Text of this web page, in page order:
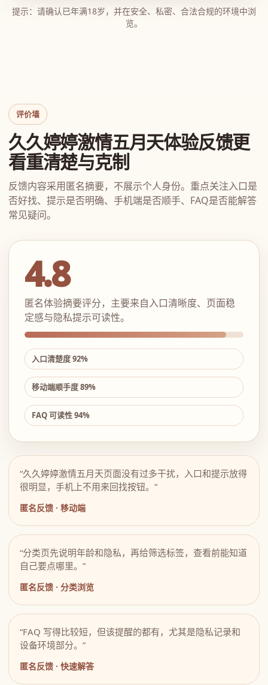
提示：请确认已年满18岁，并在安全、私密、合法合规的环境中浏
览。
评价墙
久久婷婷激情五月天体验反馈更
看重清楚与克制
反馈内容采用匿名摘要，不展示个人身份。重点关注入口是
否好找、提示是否明确、手机端是否顺手、FAQ是否能解答
常见疑问。
4.8
匿名体验摘要评分，主要来自入口清晰度、页面稳
定感与隐私提示可读性。
入口清楚度 92%
移动端顺手度 89%
FAQ 可读性 94%
“久久婷婷激情五月天页面没有过多干扰，入口和提示放得
很明显，手机上不用来回找按钮。”
匿名反馈 · 移动端
“分类页先说明年龄和隐私，再给筛选标签，查看前能知道
自己要点哪里。”
匿名反馈 · 分类浏览
“FAQ 写得比较短，但该提醒的都有，尤其是隐私记录和
设备环境部分。”
匿名反馈 · 快速解答